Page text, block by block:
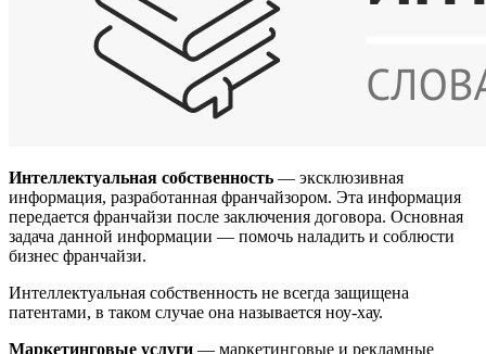
Интеллектуальная собственность — эксклюзивная
информация, разработанная франчайзором. Эта информация
передается франчайзи после заключения договора. Основная
задача данной информации — помочь наладить и соблюсти
бизнес франчайзи.
Интеллектуальная собственность не всегда защищена
патентами, в таком случае она называется ноу-хау.
Маркетинговые услуги — маркетинговые и рекламные